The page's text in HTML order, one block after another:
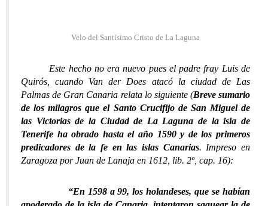
Velo del Santísimo Cristo de La Laguna
Este hecho no era nuevo pues el padre fray Luis de
Quirós, cuando Van der Does atacó la ciudad de Las
Palmas de Gran Canaria relata lo siguiente (Breve sumario
de los milagros que el Santo Crucifijo de San Miguel de
las Victorias de la Ciudad de La Laguna de la isla de
Tenerife ha obrado hasta el año 1590 y de los primeros
predicadores de la fe en las islas Canarias. Impreso en
Zaragoza por Juan de Lanaja en 1612, lib. 2º, cap. 16):
“En 1598 a 99, los holandeses, que se habían